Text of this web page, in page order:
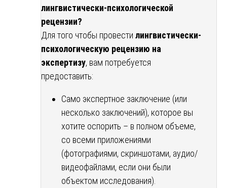
лингвистически-психологической
рецензии?
Для того чтобы провести лингвистически-
психологическую рецензию на
экспертизу, вам потребуется
предоставить:
Само экспертное заключение (или
несколько заключений), которое вы
хотите оспорить – в полном объеме,
со всеми приложениями
(фотографиями, скриншотами, аудио/
видеофайлами, если они были
объектом исследования).